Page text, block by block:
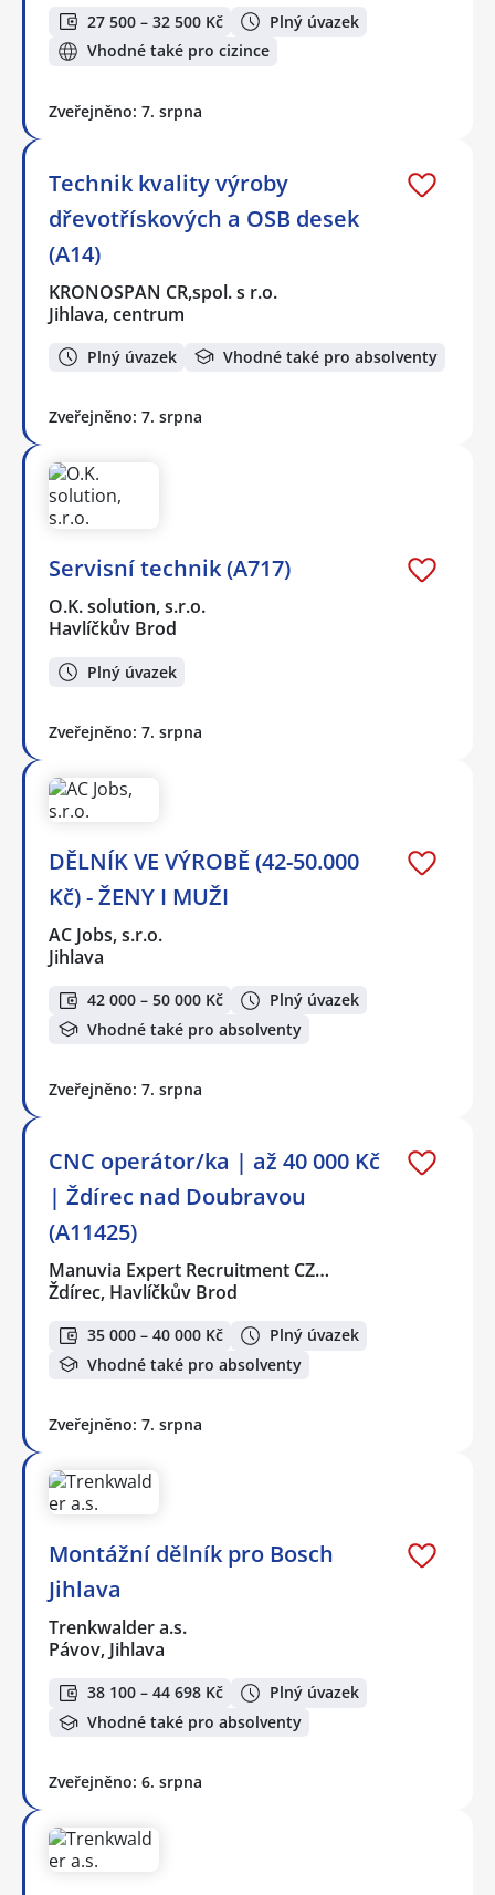
27 500 – 32 500 Kč
Plný úvazek
Vhodné také pro cizince
Zveřejněno: 7. srpna
Technik kvality výroby
dřevotřískových a OSB desek
(A14)
KRONOSPAN CR,spol. s r.o.
Jihlava, centrum
Plný úvazek Vhodné také pro absolventy
Zveřejněno: 7. srpna
Servisní technik (A717)
O.K. solution, s.r.o.
Havlíčkův Brod
Plný úvazek
Zveřejněno: 7. srpna
DĚLNÍK VE VÝROBĚ (42-50.000
Kč) - ŽENY I MUŽI
AC Jobs, s.r.o.
Jihlava
42 000 – 50 000 Kč
Plný úvazek
Vhodné také pro absolventy
Zveřejněno: 7. srpna
CNC operátor/ka | až 40 000 Kč
| Ždírec nad Doubravou
(A11425)
Manuvia Expert Recruitment CZ…
Ždírec, Havlíčkův Brod
35 000 – 40 000 Kč
Plný úvazek
Vhodné také pro absolventy
Zveřejněno: 7. srpna
Montážní dělník pro Bosch
Jihlava
Trenkwalder a.s.
Pávov, Jihlava
38 100 – 44 698 Kč
Plný úvazek
Vhodné také pro absolventy
Zveřejněno: 6. srpna